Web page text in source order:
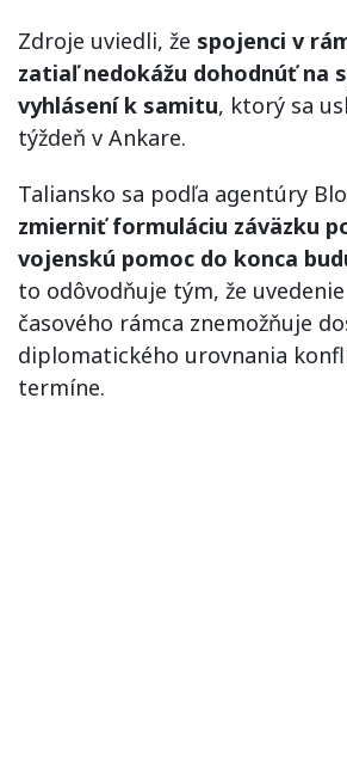
Zdroje uviedli, že spojenci v
zatiaľ nedokážu dohodnúť na
vyhlásení k samitu, ktorý sa
týždeň v Ankare.
Taliansko sa podľa agentúry
zmierniť formuláciu záväzku
vojenskú pomoc do konca
to odôvodňuje tým, že
časového rámca znemožňuje
diplomatického urovnania
termíne.